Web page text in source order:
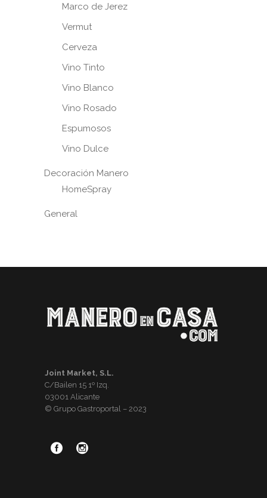
Marco de Jerez
Vermut
Cerveza
Vino Tinto
Vino Blanco
Vino Rosado
Espumosos
Vino Dulce
Decoración Manero
HomeSpray
General
Joint Market, S.L.
C/Bailen 15 1º Izq.
03001 Alicante
© Grupo Gastroportal – 2023